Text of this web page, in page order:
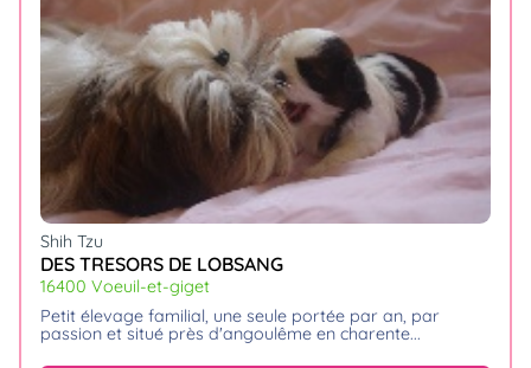
Shih Tzu
DES TRESORS DE LOBSANG
16400 Voeuil-et-giget
petit élevage familial, une seule portée par an, par
passion et situé près d'angoulême en charente.